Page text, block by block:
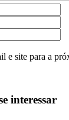
e site para a
interessar